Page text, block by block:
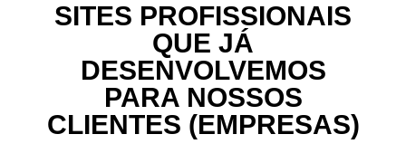
SITES PROFISSIONAIS
QUE JÁ
DESENVOLVEMOS
PARA NOSSOS
CLIENTES (EMPRESAS)